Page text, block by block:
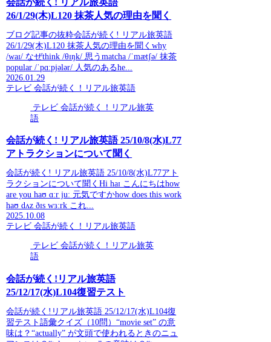
26/1/29(木)L120 抹茶人気の理由を聞く
ブログ記事の抜粋会話が続く! リアル旅英語
26/1/29(木)L120 抹茶人気の理由を聞くwhy
/waɪ/ なぜthink /θɪŋk/ 思うmatcha /ˈmætʃə/ 抹茶
popular /ˈpɑːpjələr/ 人気のあるhe...
2026.01.29
テレビ 会話が続く！リアル旅英語
テレビ 会話が続く！リアル旅英
語
会話が続く! リアル旅英語 25/10/8(水)L77
アトラクションについて聞く
会話が続く! リアル旅英語 25/10/8(水)L77アト
ラクションについて聞くHi haɪ こんにちはhow
are you haʊ ɑːr juː 元気ですかhow does this work
haʊ dʌz ðɪs wɜːrk これ...
2025.10.08
テレビ 会話が続く！リアル旅英語
テレビ 会話が続く！リアル旅英
語
会話が続く!リアル旅英語
25/12/17(水)L104復習テスト
会話が続く!リアル旅英語 25/12/17(水)L104復
習テスト語彙クイズ（10問）“movie set” の意
味は？“actually” が文頭で使われるときのニュ